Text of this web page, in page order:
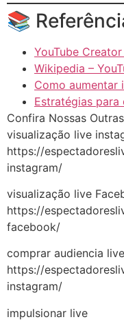
📚
YouTube
Wikipedia –
Como aumentar
Estratégias para
Confira Nossas
visualização live
https://
instagram/
visualização live
https://
facebook/
comprar audiencia
https://
instagram/
impulsionar live